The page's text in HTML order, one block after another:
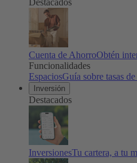
Destacados
Cuenta de AhorroObtén
Funcionalidades
EspaciosGuía sobre tasas
Inversión
Destacados
InversionesTu cartera, a tu